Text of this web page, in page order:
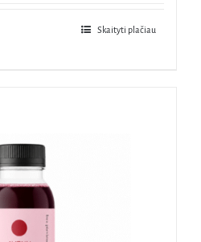
Skaityti plačiau